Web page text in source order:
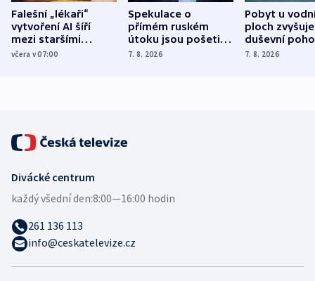
Falešní „lékaři“
vytvoření AI šíří
mezi staršími
Poláky nebezpečné
včera v 07:00
Spekulace o
přímém ruském
útoku jsou pošetilé,
míní estonský
7. 8. 2026
Pobyt u
ploch zvyšuje
duševní
ukázala
7. 8. 2026
Divácké centrum
každý všední den:8:00—16:00 hodin
261 136 113
info@ceskatelevize.cz